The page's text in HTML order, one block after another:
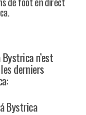
n’est
derniers
Bystrica